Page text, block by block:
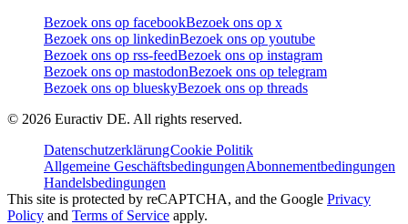
Bezoek ons op facebookBezoek ons op x
Bezoek ons op linkedinBezoek ons op youtube
Bezoek ons op rss-feedBezoek ons op instagram
Bezoek ons op mastodonBezoek ons op telegram
Bezoek ons op blueskyBezoek ons op threads
© 2026 Euractiv DE. All rights reserved.
DatenschutzerklärungCookie Politik
Allgemeine GeschäftsbedingungenAbonnementbedingungen
Handelsbedingungen
This site is protected by reCAPTCHA, and the Google Privacy
Policy and Terms of Service apply.